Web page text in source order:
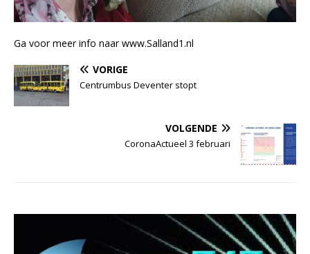
Ga voor meer info naar www.Salland1.nl
VORIGE
Centrumbus Deventer stopt
VOLGENDE
CoronaActueel 3 februari